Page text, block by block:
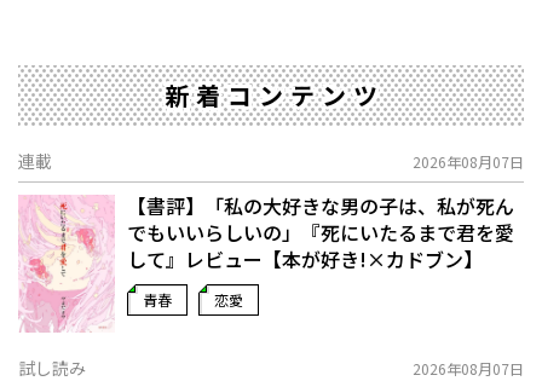
新着コンテンツ
連載 2026年08月07日
【書評】「私の大好きな男の子は、私が死ん
でもいいらしいの」――『死にいたるまで君を愛
して』レビュー【本が好き!×カドブン】
青春 恋愛
試し読み 2026年08月07日